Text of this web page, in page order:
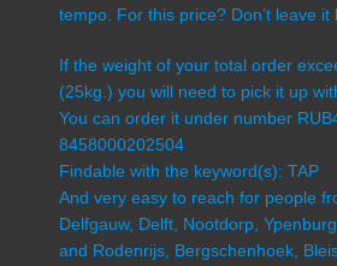
tempo. For this price? Don’t leave it
If the weight of your total order
(25kg.) you will need to pick it up
You can order it under number
8458000202504
Findable with the keyword(s): TAP
And very easy to reach for people
Delfgauw, Delft, Nootdorp,
and Rodenrijs, Bergschenhoek,